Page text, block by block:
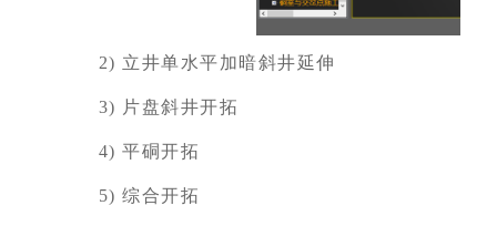
2) 立井单水平加暗斜井延伸
3) 片盘斜井开拓
4)平硐开拓
5)综合开拓